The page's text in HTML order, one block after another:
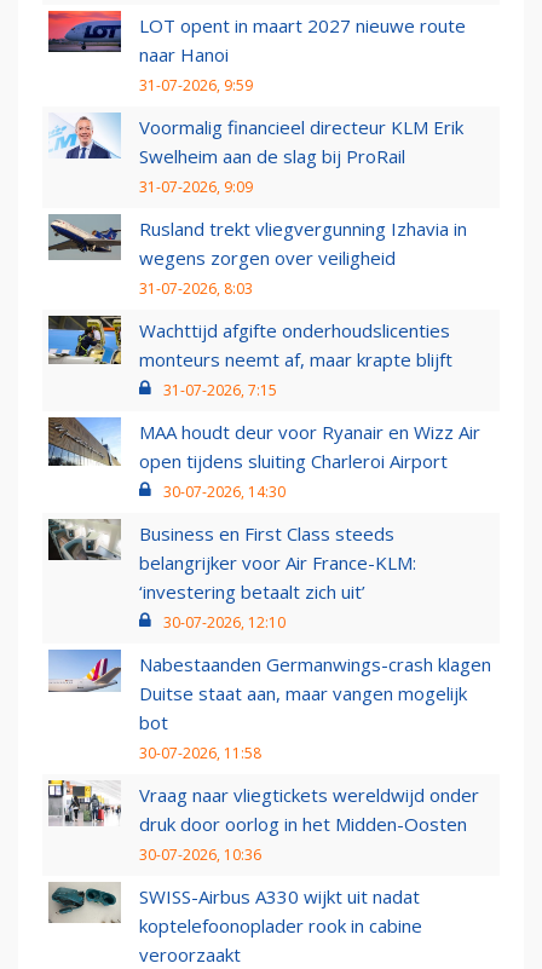
LOT opent in maart 2027 nieuwe route
naar Hanoi
31-07-2026, 9:59
Voormalig financieel directeur KLM Erik
Swelheim aan de slag bij ProRail
31-07-2026, 9:09
Rusland trekt vliegvergunning Izhavia in
wegens zorgen over veiligheid
31-07-2026, 8:03
Wachttijd afgifte onderhoudslicenties
monteurs neemt af, maar krapte blijft
31-07-2026, 7:15
MAA houdt deur voor Ryanair en Wizz Air
open tijdens sluiting Charleroi Airport
30-07-2026, 14:30
Business en First Class steeds
belangrijker voor Air France-KLM:
‘investering betaalt zich uit’
30-07-2026, 12:10
Nabestaanden Germanwings-crash klagen
Duitse staat aan, maar vangen mogelijk
bot
30-07-2026, 11:58
Vraag naar vliegtickets wereldwijd onder
druk door oorlog in het Midden-Oosten
30-07-2026, 10:36
SWISS-Airbus A330 wijkt uit nadat
koptelefoonoplader rook in cabine
veroorzaakt